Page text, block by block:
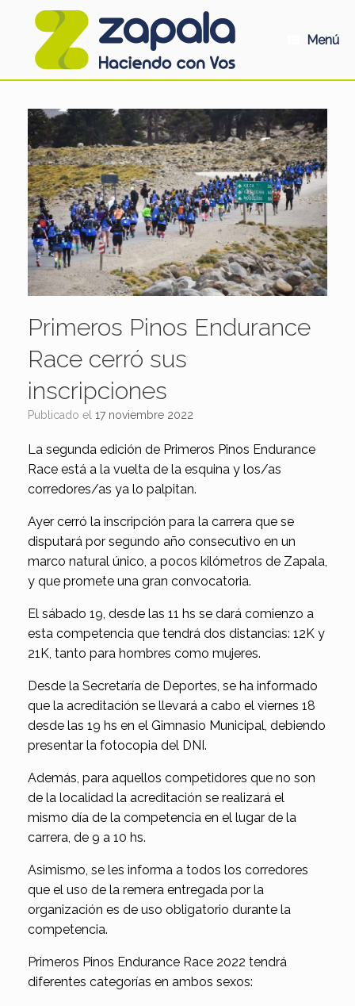
Menú
Primeros Pinos Endurance
Race cerró sus
inscripciones
Publicado el 17 noviembre 2022
La segunda edición de Primeros Pinos Endurance
Race está a la vuelta de la esquina y los/as
corredores/as ya lo palpitan.
Ayer cerró la inscripción para la carrera que se
disputará por segundo año consecutivo en un
marco natural único, a pocos kilómetros de Zapala,
y que promete una gran convocatoria.
El sábado 19, desde las 11 hs se dará comienzo a
esta competencia que tendrá dos distancias: 12K y
21K, tanto para hombres como mujeres.
Desde la Secretaría de Deportes, se ha informado
que la acreditación se llevará a cabo el viernes 18
desde las 19 hs en el Gimnasio Municipal, debiendo
presentar la fotocopia del DNI.
Además, para aquellos competidores que no son
de la localidad la acreditación se realizará el
mismo día de la competencia en el lugar de la
carrera, de 9 a 10 hs.
Asimismo, se les informa a todos los corredores
que el uso de la remera entregada por la
organización es de uso obligatorio durante la
competencia.
Primeros Pinos Endurance Race 2022 tendrá
diferentes categorías en ambos sexos: